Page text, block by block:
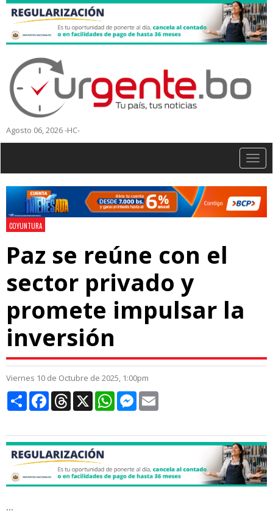
Agosto 06, 2026 -HC-
COYUNTURA
Paz se reúne con el
sector privado y
promete impulsar la
inversión
Viernes 10 de Octubre de 2025, 1:00pm
CompartirFacebookThreads
X WhatsAppMessenger
...